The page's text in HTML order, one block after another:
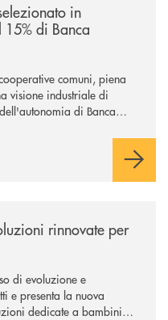
in
di Banca
comuni, piena
visione industriale di
di Banca
dell’operazione.
rinnovate per
di evoluzione e
e presenta la nuova
dedicate a bambini e